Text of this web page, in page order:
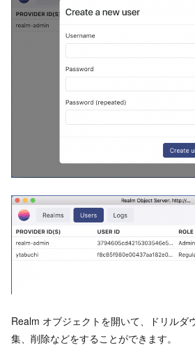
Realm オブジェクトを開いて、ドリルダ
集、削除などをすることができます。